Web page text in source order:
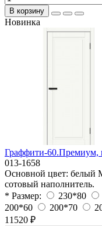
В корзину
Новинка
Граффити-60.Премиум,
013-1658
Основной цвет: белый
сотовый наполнитель.
* Размер:
230*80
200*60
200*70
11520 ₽